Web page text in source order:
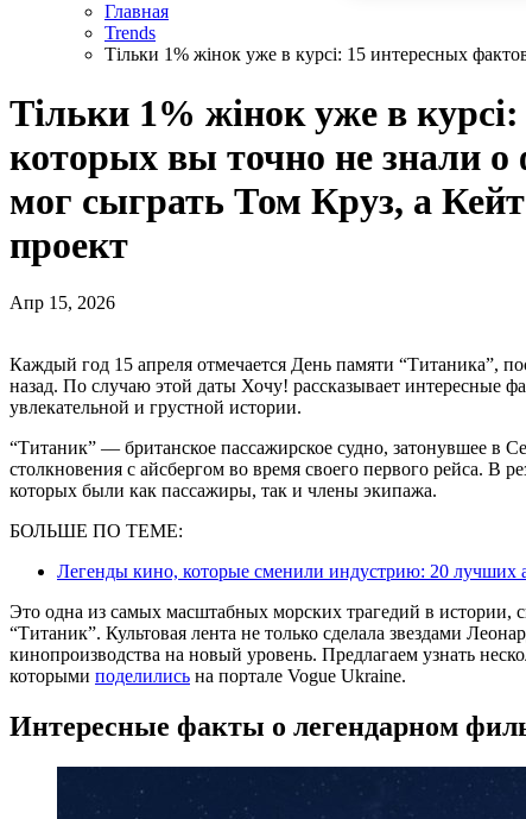
Главная
Trends
Тільки 1% жінок уже в курсі: 15 интересных
Тільки 1% жінок уже в
которых вы точно не знали
мог сыграть Том Круз, а
проект
Апр 15, 2026
Каждый год 15 апреля отмечается День памяти “Титаника”, посвященный трагедии, произошедшей более столетия
назад. По случаю этой даты Хочу! рассказывает интересные
увлекательной и грустной истории.
“Титаник” — британское пассажирское судно, затонувшее в
столкновения с айсбергом во время своего первого рейса. В
которых были как пассажиры, так и члены экипажа.
БОЛЬШЕ ПО ТЕМЕ:
Легенды кино, которые сменили индустрию: 20 лучших
Это одна из самых масштабных морских трагедий в истории,
“Титаник”. Культовая лента не только сделала звездами
кинопроизводства на новый уровень. Предлагаем узнать
которыми поделились на портале Vogue Ukraine.
Интересные факты о легендарном